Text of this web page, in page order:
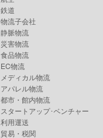
鉄道
物流子会社
静脈物流
災害物流
食品物流
EC物流
メディカル物流
アパレル物流
都市・館内物流
スタートアップ･ベンチャー
利用運送
貿易・税関